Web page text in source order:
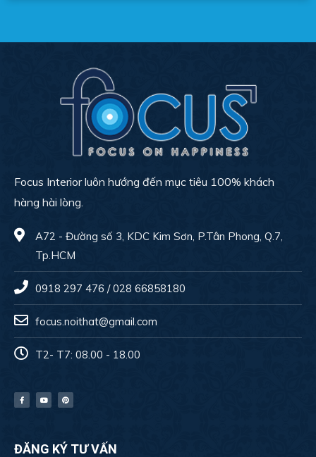
Focus Interior luôn hướng đến mục tiêu 100% khách
hàng hài lòng.
A72 - Đường số 3, KDC Kim Sơn, P.Tân Phong, Q.7,
Tp.HCM
0918 297 476 / 028 66858180
focus.noithat@gmail.com
T2- T7: 08.00 - 18.00
ĐĂNG KÝ TƯ VẤN